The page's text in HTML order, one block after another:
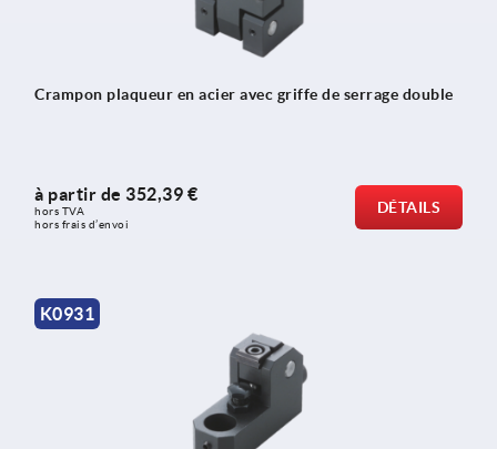
Crampon plaqueur en acier avec griffe de serrage double
à partir de 352,39 €
hors TVA
hors frais d’envoi
DÉTAILS
K0931